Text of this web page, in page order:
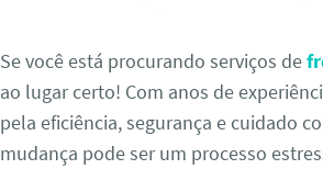
Se você está procurando serviços de
ao lugar certo! Com anos de
pela eficiência, segurança e cuidado
mudança pode ser um processo